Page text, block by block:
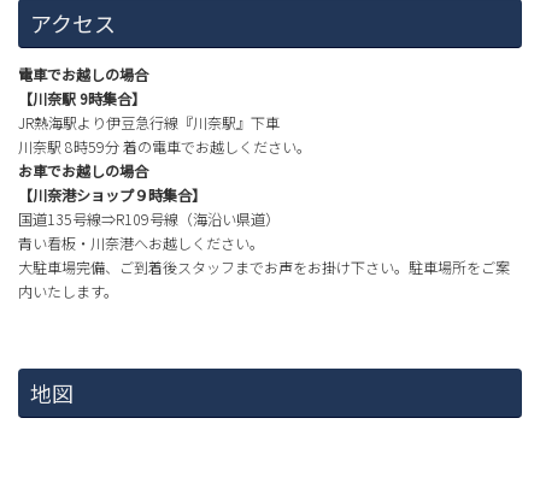
アクセス
電車でお越しの場合
【川奈駅 9時集合】
JR熱海駅より伊豆急行線『川奈駅』下車
川奈駅 8時59分 着の電車でお越しください。
お車でお越しの場合
【川奈港ショップ９時集合】
国道135号線⇒R109号線（海沿い県道）
青い看板・川奈港へお越しください。
大駐車場完備、ご到着後スタッフまでお声をお掛け下さい。駐車場所をご案
内いたします。
地図